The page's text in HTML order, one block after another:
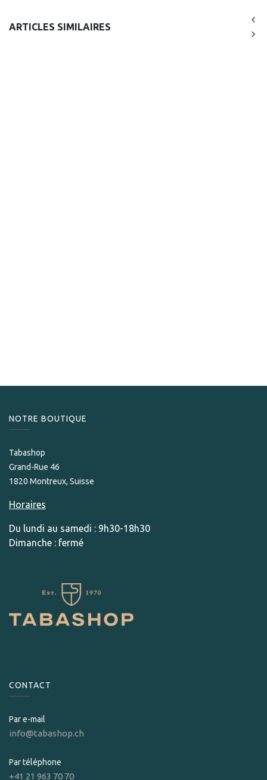
ARTICLES SIMILAIRES
NOTRE BOUTIQUE
Tabashop
Grand-Rue 46
1820 Montreux, Suisse
Horaires
Du lundi au samedi : 9h30-18h30
Dimanche : fermé
CONTACT
Par e-mail
info@tabashop.ch
Par téléphone
+41 21 963 70 70